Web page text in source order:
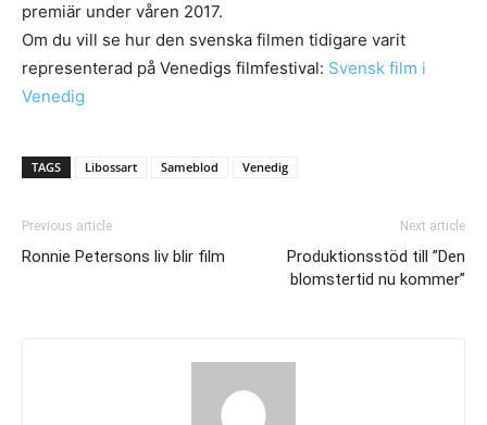
premiär under våren 2017.
Om du vill se hur den svenska filmen tidigare varit
representerad på Venedigs filmfestival: Svensk film i
Venedig
TAGS Libossart Sameblod Venedig
Previous article
Ronnie Petersons liv blir film
Next article
Produktionsstöd till ”Den
blomstertid nu kommer”